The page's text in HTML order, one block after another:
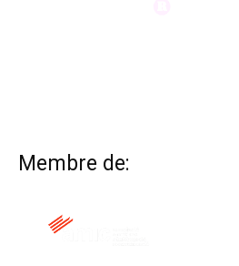
Membre de: